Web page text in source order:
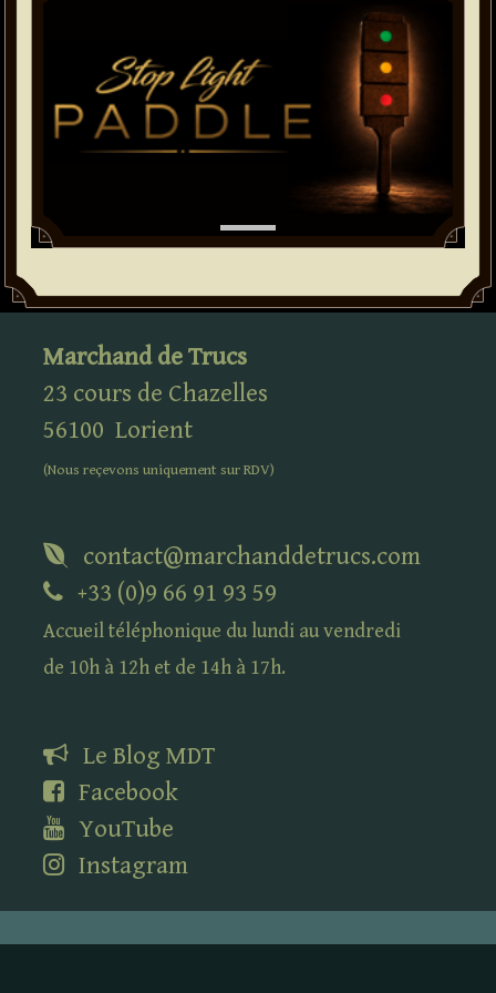
Marchand de Trucs
23 cours de Chazelles
56100 Lorient
(Nous reçevons uniquement surRDV)
contact@marchanddetrucs.com
+33 (0)9 66 91 93 59
Accueil téléphonique du lundi au vendredi
de 10h à 12h et de 14h à 17h.
Le Blog MDT
Facebook
YouTube
Instagram